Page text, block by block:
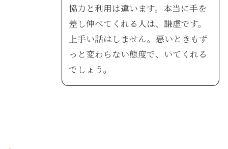
協力と利用は違います。本当に手を
差し伸べてくれる人は、謙虚です。
上手い話はしません。悪いときもず
っと変わらない態度で、いてくれる
でしょう。